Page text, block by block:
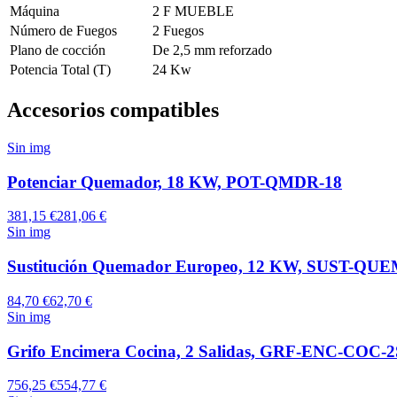
Máquina
2 F MUEBLE
Número de Fuegos
2 Fuegos
Plano de cocción
De 2,5 mm reforzado
Potencia Total (T)
24 Kw
Accesorios compatibles
Sin img
Potenciar Quemador, 18 KW, POT-QMDR-18
381,15 €281,06 €
Sin img
Sustitución Quemador Europeo, 12 KW, SUST-
84,70 €62,70 €
Sin img
Grifo Encimera Cocina, 2 Salidas, GRF-ENC-COC-
756,25 €554,77 €